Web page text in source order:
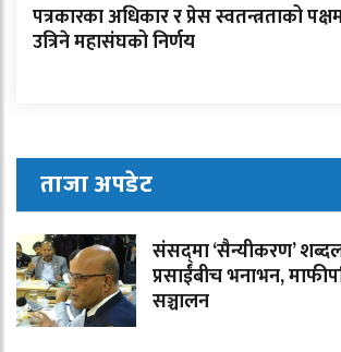
पत्रकारका अधिकार र प्रेस स्वतन्त्रताको
उत्रिने महासंघको निर्णय
ताजा अपडेट
संसद्‌मा ‘सैन्यीकरण’
प्रसाईंबीच भनाभन,
सञ्चालन